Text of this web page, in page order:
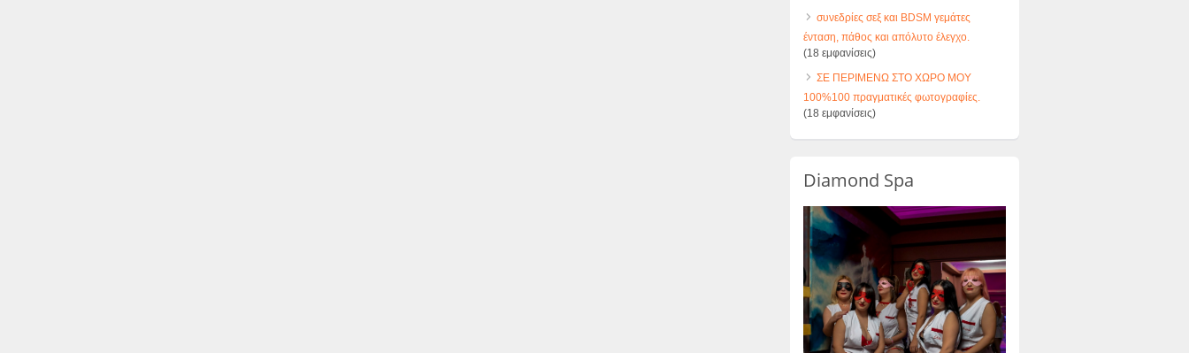
συνεδρίες σεξ και BDSM γεμάτες
ένταση, πάθος και απόλυτο έλεγχο.
(18 εμφανίσεις)
ΣΕ ΠΕΡΙΜΕΝΩ ΣΤΟ ΧΩΡΟ ΜΟΥ
100%100 πραγματικές φωτογραφίες.
(18 εμφανίσεις)
Diamond Spa